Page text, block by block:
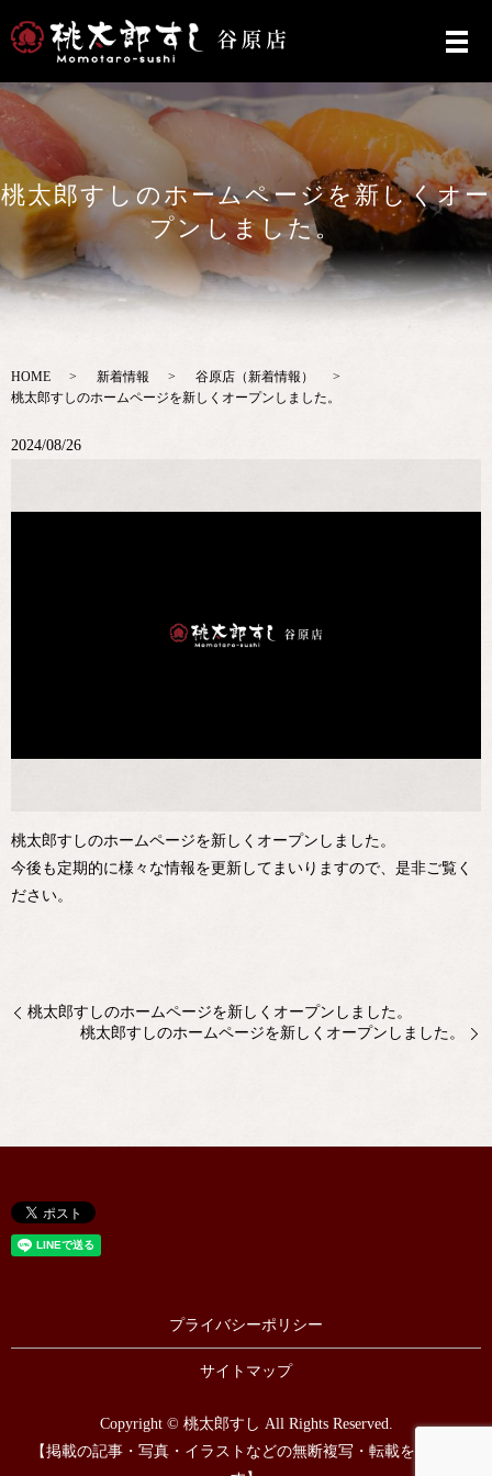
桃太郎すしのホームページを新しくオー
プンしました。
HOME 新着情報
谷原店（新着情報）
桃太郎すしのホームページを新しくオープンしました。
2024/08/26
桃太郎すしのホームページを新しくオープンしました。
今後も定期的に様々な情報を更新してまいりますので、是非ご覧く
ださい。
桃太郎すしのホームページを新しくオープンしました。
桃太郎すしのホームページを新しくオープンしました。
プライバシーポリシー
サイトマップ
Copyright © 桃太郎すし All Rights Reserved.
【掲載の記事・写真・イラストなどの無断複写・転載を禁じま